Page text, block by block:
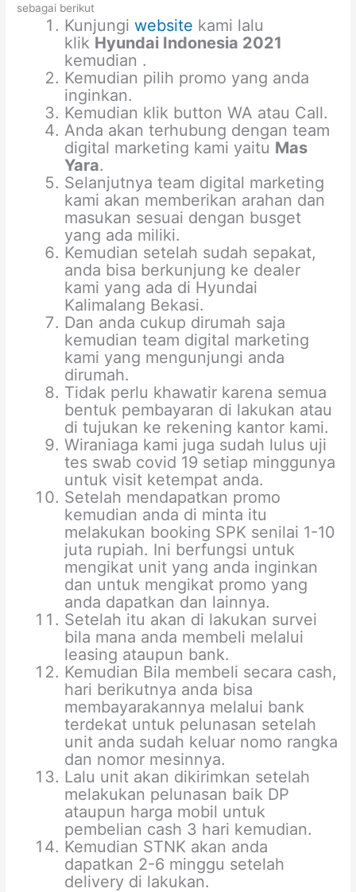
sebagai berikut
Kunjungiwebsite kami lalu
klik Hyundai Indonesia 2021
kemudian .
Kemudian pilih promo yang anda
inginkan.
Kemudian klik button WA atau Call.
Anda akan terhubung dengan team
digital marketing kami yaitu Mas
Yara.
Selanjutnya team digital marketing
kami akan memberikan arahan dan
masukan sesuai dengan busget
yang ada miliki.
Kemudian setelah sudah sepakat,
anda bisa berkunjung ke dealer
kami yang ada di Hyundai
Kalimalang Bekasi.
Dan anda cukup dirumah saja
kemudian team digital marketing
kami yang mengunjungi anda
dirumah.
Tidak perlu khawatir karena semua
bentuk pembayaran di lakukan atau
di tujukan ke rekening kantor kami.
Wiraniaga kami juga sudah lulus uji
tes swab covid 19 setiap minggunya
untuk visit ketempat anda.
Setelah mendapatkan promo
kemudian anda di minta itu
melakukan booking SPK senilai 1-10
juta rupiah. Ini berfungsi untuk
mengikat unit yang anda inginkan
dan untuk mengikat promo yang
anda dapatkan dan lainnya.
Setelah itu akan di lakukan survei
bila mana anda membeli melalui
leasing ataupun bank.
Kemudian Bila membeli secara cash,
hari berikutnya anda bisa
membayarakannya melalui bank
terdekat untuk pelunasan setelah
unit anda sudah keluar nomo rangka
dan nomor mesinnya.
Lalu unit akan dikirimkan setelah
melakukan pelunasan baik DP
ataupun harga mobil untuk
pembelian cash 3 hari kemudian.
Kemudian STNK akan anda
dapatkan 2-6 minggu setelah
delivery di lakukan.